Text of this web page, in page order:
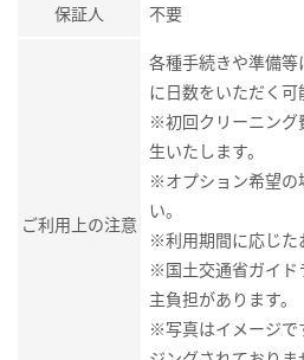
保証人 不要
ご利用上の注意
各種手続きや準備
に日数をいただく可
※初回クリーニング
生いたします。
※オプション希望の
い。
※利用期間に応じた
※国土交通省ガイド
主負担があります。
※写真はイメージで